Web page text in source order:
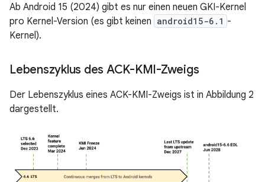
Ab Android 15 (2024) gibt es nur einen neuen GKI-Kernel
pro Kernel-Version (es gibt keinen android15-6.1 -
Kernel).
Lebenszyklus des ACK-KMI-Zweigs
Der Lebenszyklus eines ACK-KMI-Zweigs ist in Abbildung 2
dargestellt.